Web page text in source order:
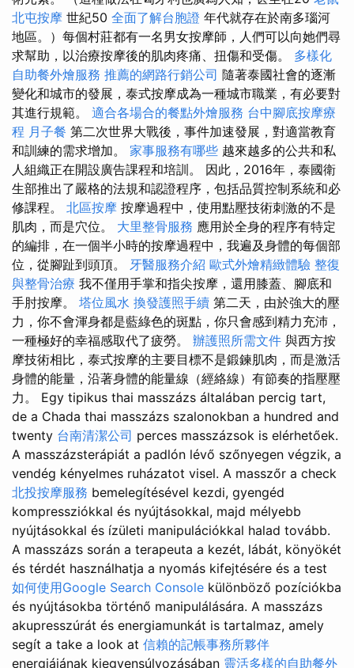
北屯按摩 世紀50 全面了解台胞證 年代就存在於南多瑙河
地區。）每個村莊都有一名男女按摩師，人們可以向她們尋
求幫助，以治療按摩後的肌肉疼痛、扭傷和受傷。 多樣化
自助餐外燴服務 推薦的網路行銷公司 隨著泰國社會的逐漸
變化和城市的發展，泰式按摩成為一種城市職業，有必要對
其進行規範。 適合各場合的餐點外燴服務 台中腳底按摩療
程 月子餐 第二次世界大戰後，事件加速發展，對適當教育
和訓練的需求增加。 家事服務有哪些 越來越多的公共和私
人組織正在開設廣告課程和培訓。 因此，2016年，泰國衛
生部推出了嚴格的法規和認證程序，包括品質控制系統和必
修課程。 北區按摩 按摩過程中，使用點壓技術刺激的不是
肌肉，而是穴位。 大里整骨服務 應用於全身的程序有特定
的編排，在一個半小時​​的按摩過程中，我遍及身體的每個部
位，從腳趾到頭頂。 牙醫服務介紹 歐式外燴精緻體驗 整復
與整骨治療 我不僅用手掌和指尖按摩，還用膝蓋、腳底和
手肘按摩。 塔位風水 換發護照手續 第二天，由於強大的壓
力，你不會渾身都是藍綠色的斑點，你只會感到精力充沛，
一種極好的幸福感取代了疲勞。 辦護照所需文件 與西方按
摩技術相比，泰式按摩的主要目標不是鍛鍊肌肉，而是激活
身體的能量，沿著身體的能量線（經絡線）有節奏的指壓壓
力。 Egy tipikus thai masszázs általában percig tart,
de a Chada thai masszázs szalonokban a hundred and
twenty 台南清潔公司 perces masszázsok is elérhetőek.
A masszázsterápiát a padlón lévő szőnyegen végzik, a
vendég kényelmes ruházatot visel. A masszőr a check
北投按摩服務 bemelegítésével kezdi, gyengéd
kompressziókkal és nyújtásokkal, majd mélyebb
nyújtásokkal és ízületi manipulációkkal halad tovább.
A masszázs során a terapeuta a kezét, lábát, könyökét
és térdét használhatja a nyomás kifejtésére és a test
如何使用Google Search Console különböző pozíciókba
és nyújtásokba történő manipulálására. A masszázs
akupresszúrát és energiamunkát is tartalmaz, amely
segít a take a look at 信賴的記帳事務所夥伴
energiájának kiegyensúlyozásában 靈活多樣的自助餐外